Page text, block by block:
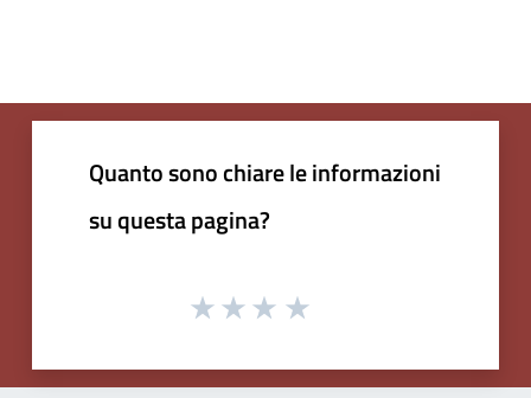
Quanto sono chiare le informazioni
su questa pagina?